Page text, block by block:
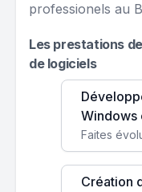
professionels au
Les prestations
de logiciels
Windows
Création